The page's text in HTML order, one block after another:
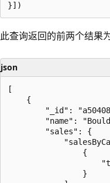
此查询返回的前两个结果为
json
[
    {
"_id":
"name":
        "sales": {
                {
                }